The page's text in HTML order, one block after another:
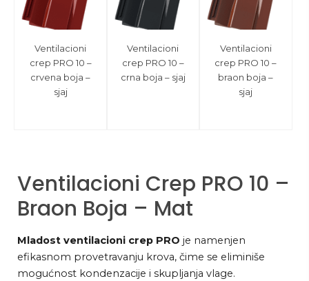
Ventilacioni
crep PRO 10 –
crvena boja –
sjaj
Ventilacioni
crep PRO 10 –
crna boja – sjaj
Ventilacioni
crep PRO 10 –
braon boja –
sjaj
Ventilacioni Crep PRO 10 –
Braon Boja – Mat
Mladost ventilacioni crep PRO je namenjen
efikasnom provetravanju krova, čime se eliminiše
mogućnost kondenzacije i skupljanja vlage.